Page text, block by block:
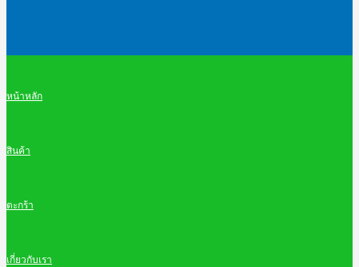
หน้าหลัก
สินค้า
ตะกร้า
เกี่ยวกับเรา